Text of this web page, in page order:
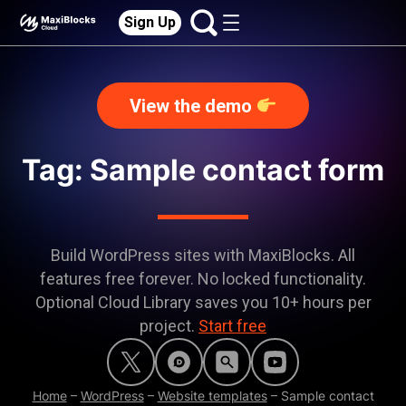
Sign Up
View the demo
Tag: Sample contact form
Build WordPress sites with MaxiBlocks. All
features free forever. No locked functionality.
Optional Cloud Library saves you 10+ hours per
project. Start free
Home– WordPress– Website templates– Sample contact